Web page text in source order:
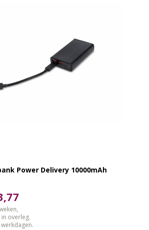
Power Delivery 10000mAh
overleg.